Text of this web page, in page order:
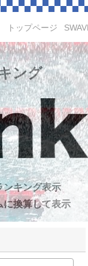
トップページ
ング
ンキング表示
に換算して表示